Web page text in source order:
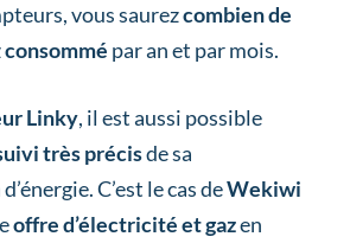
vous saurezcombien de
consommé par an et par mois.
Linky, il est aussi possible
très précisde sa
C’est le cas deWekiwi
offre d’électricité et gazen